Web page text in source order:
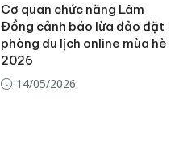
Cơ quan chức năng Lâm
Đồng cảnh báo lừa đảo đặt
phòng du lịch online mùa hè
2026
14/05/2026